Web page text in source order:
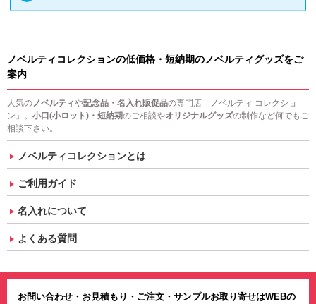
ノベルティコレクションの低価格・短納期のノベルティグッズをご
案内
人気のノベルティや記念品・名入れ販促品の専門店「ノベルティ コレクショ
ン」。 小口(小ロット)・短納期のご相談やオリジナルグッズの制作など何でもご
相談下さい。
ノベルティコレクションとは
ご利用ガイド
名入れについて
よくある質問
お問い合わせ・お見積もり・ご注文・サンプルお取り寄せはWEBの